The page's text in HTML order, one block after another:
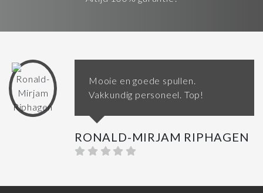
Mooie en goede spullen.
Vakkundig personeel. Top!
RONALD-MIRJAM RIPHAGEN